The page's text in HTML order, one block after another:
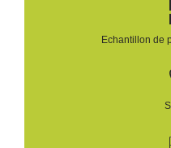
Echantillon de